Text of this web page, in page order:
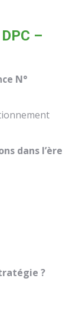
–
N°
dans l’ère
?